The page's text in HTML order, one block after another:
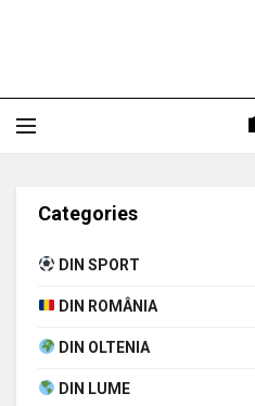
Categories
DIN SPORT
DIN ROMÂNIA
DIN OLTENIA
DIN LUME